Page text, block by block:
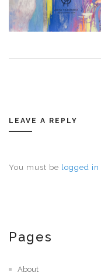
LEAVE A REPLY
You must be logged in
Pages
About